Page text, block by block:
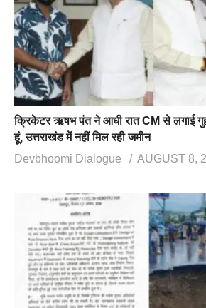
क्रिकेटर ऋषभ पंत ने आधी रात CM से लगाई
हूं, उत्तराखंड में नहीं मिल रही जमीन
Devbhoomi Dialogue
AUGUST 8,